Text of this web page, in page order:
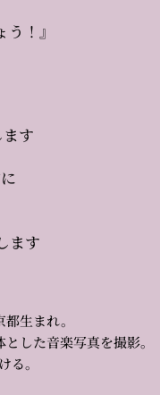
！』
す
ます
生まれ。
した音楽写真を撮影。
る。